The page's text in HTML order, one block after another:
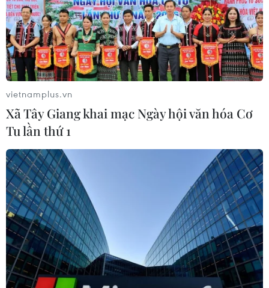
TIN LIÊN QUAN
vietnamplus.vn
Xã Tây Giang khai mạc Ngày hội văn hóa Cơ
Tu lần thứ 1